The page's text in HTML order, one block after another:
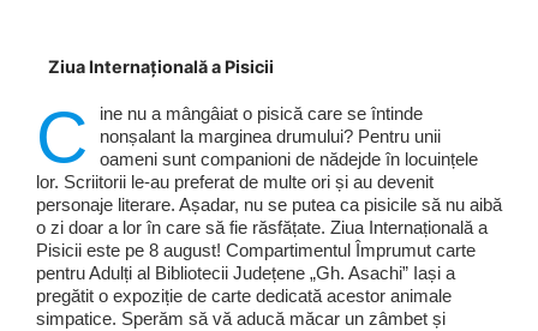
Ziua Internațională a Pisicii
C
ine nu a mângâiat o pisică care se întinde
nonșalant la marginea drumului? Pentru unii
oameni sunt companioni de nădejde în locuințele
lor. Scriitorii le-au preferat de multe ori și au devenit
personaje literare. Așadar, nu se putea ca pisicile să nu aibă
o zi doar a lor în care să fie răsfățate. Ziua Internațională a
Pisicii este pe 8 august! Compartimentul Împrumut carte
pentru Adulți al Bibliotecii Județene „Gh. Asachi” Iași a
pregătit o expoziție de carte dedicată acestor animale
simpatice. Sperăm să vă aducă măcar un zâmbet și